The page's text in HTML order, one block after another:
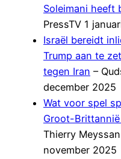
Soleimani heeft
PressTV 1
Israël bereidt
Trump aan te
tegen Iran –
december 2025
Wat voor spel
Groot-Brittannië
Thierry
november 2025